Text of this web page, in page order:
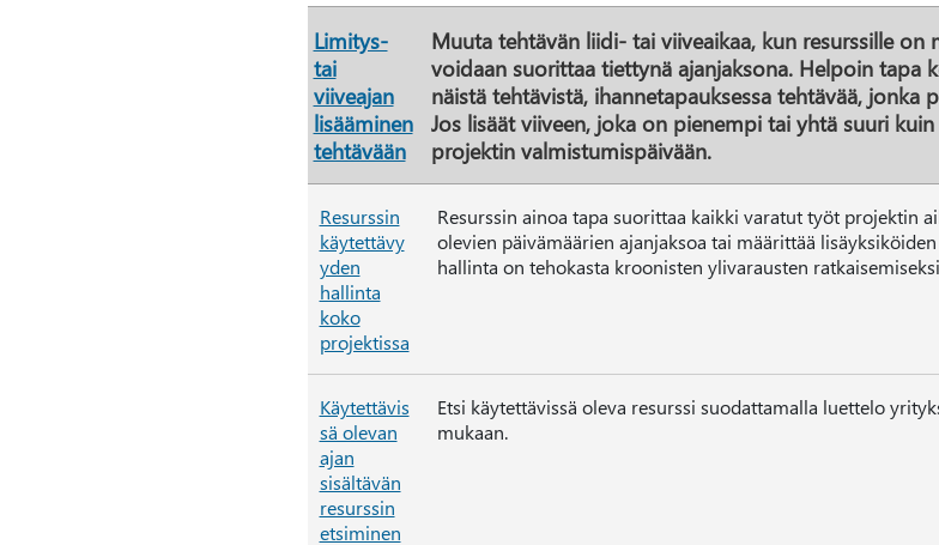
Limitys-
tai
viiveajan
lisääminen
tehtävään
Muuta tehtävän liidi- tai viiveaikaa, kun resurssille
voidaan suorittaa tiettynä ajanjaksona. Helpoin tapa
näistä tehtävistä, ihannetapauksessa tehtävää,
Jos lisäät viiveen, joka on pienempi tai yhtä suuri
projektin valmistumispäivään.
Resurssin
käytettävy
yden
hallinta
koko
projektissa
Resurssin ainoa tapa suorittaa kaikki varatut työt projektin
olevien päivämäärien ajanjaksoa tai määrittää
hallinta on tehokasta kroonisten ylivarausten
Käytettävis
sä olevan
ajan
sisältävän
resurssin
etsiminen
Etsi käytettävissä oleva resurssi suodattamalla luettelo
mukaan.